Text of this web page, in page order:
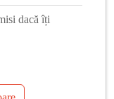
dacă îți